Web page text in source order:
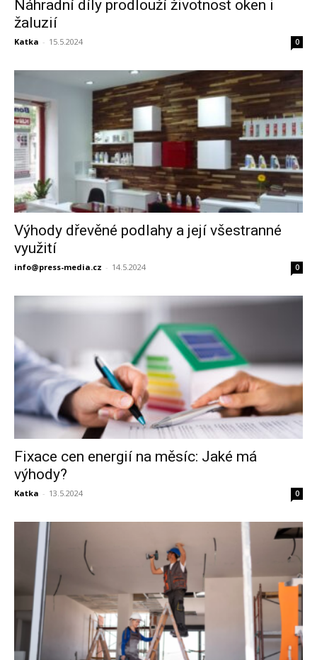
Náhradní díly prodlouží životnost oken i
žaluzií
Katka - 15.5.2024 0
Výhody dřevěné podlahy a její všestranné
využití
info@press-media.cz - 14.5.2024 0
Fixace cen energií na měsíc: Jaké má
výhody?
Katka - 13.5.2024 0